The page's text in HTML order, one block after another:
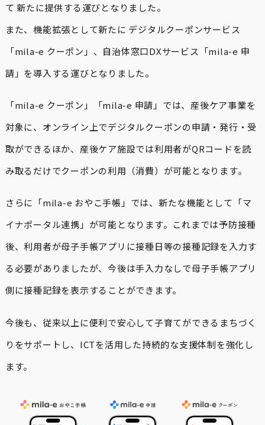
て 新たに提供する運びとなりました。
また、機能拡張として新たに デジタルクーポンサービス
「mila-e クーポン」、自治体窓口DXサービス「mila-e 申
請」を導入する運びとなりました。
「mila-e クーポン」「mila-e 申請」では、産後ケア事業を
対象に、オンライン上でデジタルクーポンの申請・発行・受
取ができるほか、産後ケア施設では利用者がQRコードを読
み取るだけでクーポンの利用（消費）が可能となります。
さらに「mila-e おやこ手帳」では、新たな機能として「マ
イナポータル連携」が可能となります。これまでは予防接種
後、利用者が母子手帳アプリに接種日等の接種記録を入力す
る必要がありましたが、今後は手入力なしで母子手帳アプリ
側に接種記録を表示することができます。
今後も、従来以上に便利で安心して子育てができるまちづく
りをサポートし、ICTを活用した持続的な支援体制を強化し
ます。